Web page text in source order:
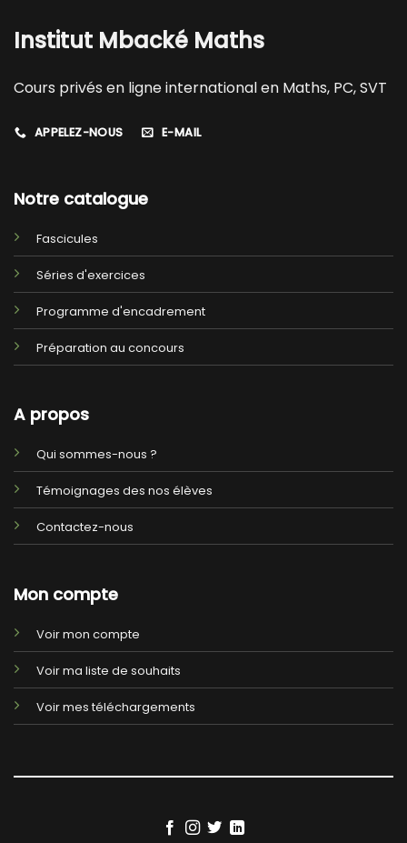
Institut Mbacké Maths
Cours privés en ligne international en Maths, PC, SVT
APPELEZ-NOUS E-MAIL
Notre catalogue
Fascicules
Séries d'exercices
Programme d'encadrement
Préparation au concours
A propos
Qui sommes-nous ?
Témoignages des nos élèves
Contactez-nous
Mon compte
Voir mon compte
Voir ma liste de souhaits
Voir mes téléchargements